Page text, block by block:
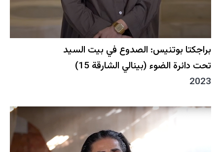
براجكتا بوتنيس: الصدوع في بيت السيد
تحت دائرة الضوء (بينالي الشارقة 15)
2023